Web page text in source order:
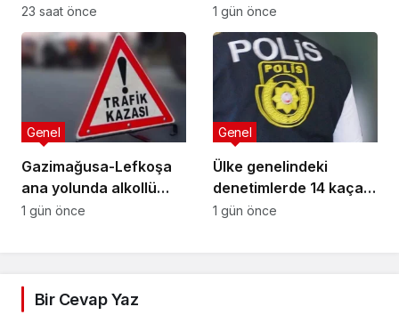
23 saat önce
Bakanı nerede,
Başbakan nerede?
1 gün önce
Gazimağusa-Lefkoşa
ana yolunda alkollü
sürücü takla attı:
Genel
1 gün önce
Ülke genelindeki
denetimlerde 14 kaçak
yakalandı
Genel
1 gün önce
Bir Cevap Yaz